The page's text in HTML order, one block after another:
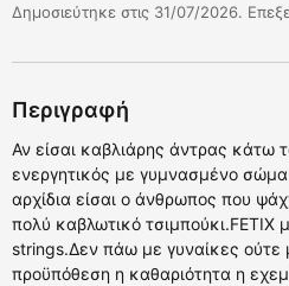
Δημοσιεύτηκε στις 31/07/2026.
Περιγραφή
Αν είσαι καβλιάρης άντρας κάτω
ενεργητικός με γυμνασμένο σώμα
αρχίδια είσαι ο άνθρωπος που
πολύ καβλωτικό τσιμπούκι.FETIX
strings.Δεν πάω με γυναίκες ούτε
προϋπόθεση η καθαριότητα η